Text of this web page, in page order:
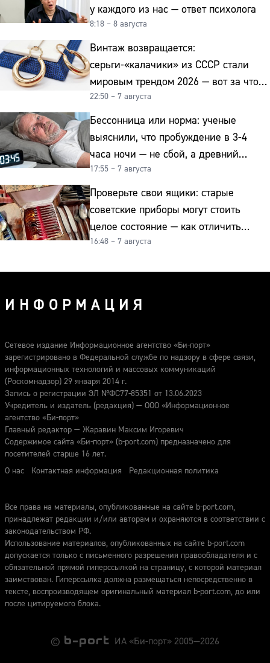
у каждого из нас — ответ психолога
8:18 – 8 августа
Винтаж возвращается:
серьги-«калачики» из СССР стали
мировым трендом 2026 — вот за что
их ценят ювелиры
22:50 – 7 августа
Бессонница или норма: ученые
выяснили, что пробуждение в 3-4
часа ночи — не сбой, а древний
биологический ритм
17:55 – 7 августа
Проверьте свои ящики: старые
советские приборы могут стоить
целое состояние — как отличить
подделку от мельхиора
16:48 – 7 августа
ИНФОРМАЦИЯ
Сетевое издание Информационное агентство «Би-порт»
зарегистрировано в Федеральной службе по надзору в сфере связи,
информационных технологий и массовых коммуникаций
(Роскомнадзор) 29 января 2014 г.
Запись о регистрации ЭЛ №ФС77-85351 от 13.06.2023
Учредитель и издатель (редакция) — ООО «Информационное
агентство «Би-порт»
Главный редактор — Жаравин Максим Игоревич
Содержимое сайта «Би-порт» (b-port.com) предназначено для
посетителей старше 16 лет.
О нас
Контактная информация Редакционная политика
Все права на материалы, опубликованные на сайте b-port.com,
принадлежат редакции и/или авторам и охраняются в соответствии с
законодательством РФ.
Использование материалов, опубликованных на сайте b-port.com
допускается только с письменного разрешения правообладателя и с
обязательной прямой гиперссылкой на страницу, с которой материал
заимствован. Гиперссылка должна размещаться непосредственно в
тексте, воспроизводящем оригинальный материал b-port.com, до или
после цитируемого блока.
© ИА «Би-порт» 2005—2026